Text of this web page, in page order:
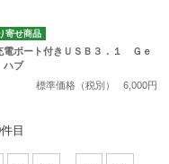
寄せ商品
電ポート付きＵＳＢ３．１ Ｇｅ
ブ
標準価格（税別）
6,000円
目